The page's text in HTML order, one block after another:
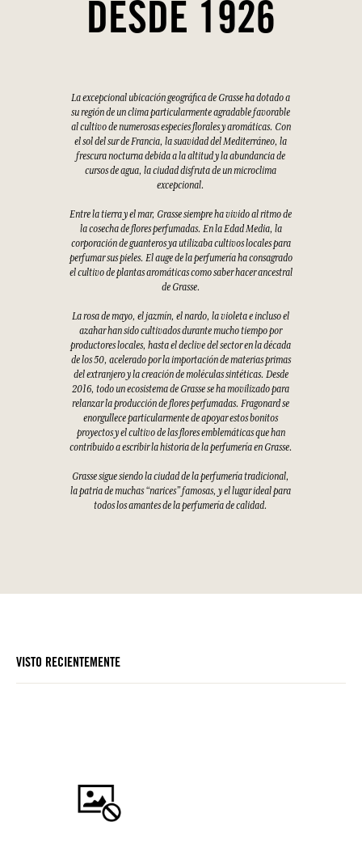
DESDE 1926
La excepcional ubicación geográfica de Grasse ha dotado a
su región de un clima particularmente agradable favorable
al cultivo de numerosas especies florales y aromáticas. Con
el sol del sur de Francia, la suavidad del Mediterráneo, la
frescura nocturna debida a la altitud y la abundancia de
cursos de agua, la ciudad disfruta de un microclima
excepcional.
Entre la tierra y el mar, Grasse siempre ha vivido al ritmo de
la cosecha de flores perfumadas. En la Edad Media, la
corporación de guanteros ya utilizaba cultivos locales para
perfumar sus pieles. El auge de la perfumería ha consagrado
el cultivo de plantas aromáticas como saber hacer ancestral
de Grasse.
La rosa de mayo, el jazmín, el nardo, la violeta e incluso el
azahar han sido cultivados durante mucho tiempo por
productores locales, hasta el declive del sector en la década
de los 50, acelerado por la importación de materias primas
del extranjero y la creación de moléculas sintéticas. Desde
2016, todo un ecosistema de Grasse se ha movilizado para
relanzar la producción de flores perfumadas. Fragonard se
enorgullece particularmente de apoyar estos bonitos
proyectos y el cultivo de las flores emblemáticas que han
contribuido a escribir la historia de la perfumería en Grasse.
Grasse sigue siendo la ciudad de la perfumería tradicional,
la patria de muchas “narices” famosas, y el lugar ideal para
todos los amantes de la perfumería de calidad.
VISTO RECIENTEMENTE